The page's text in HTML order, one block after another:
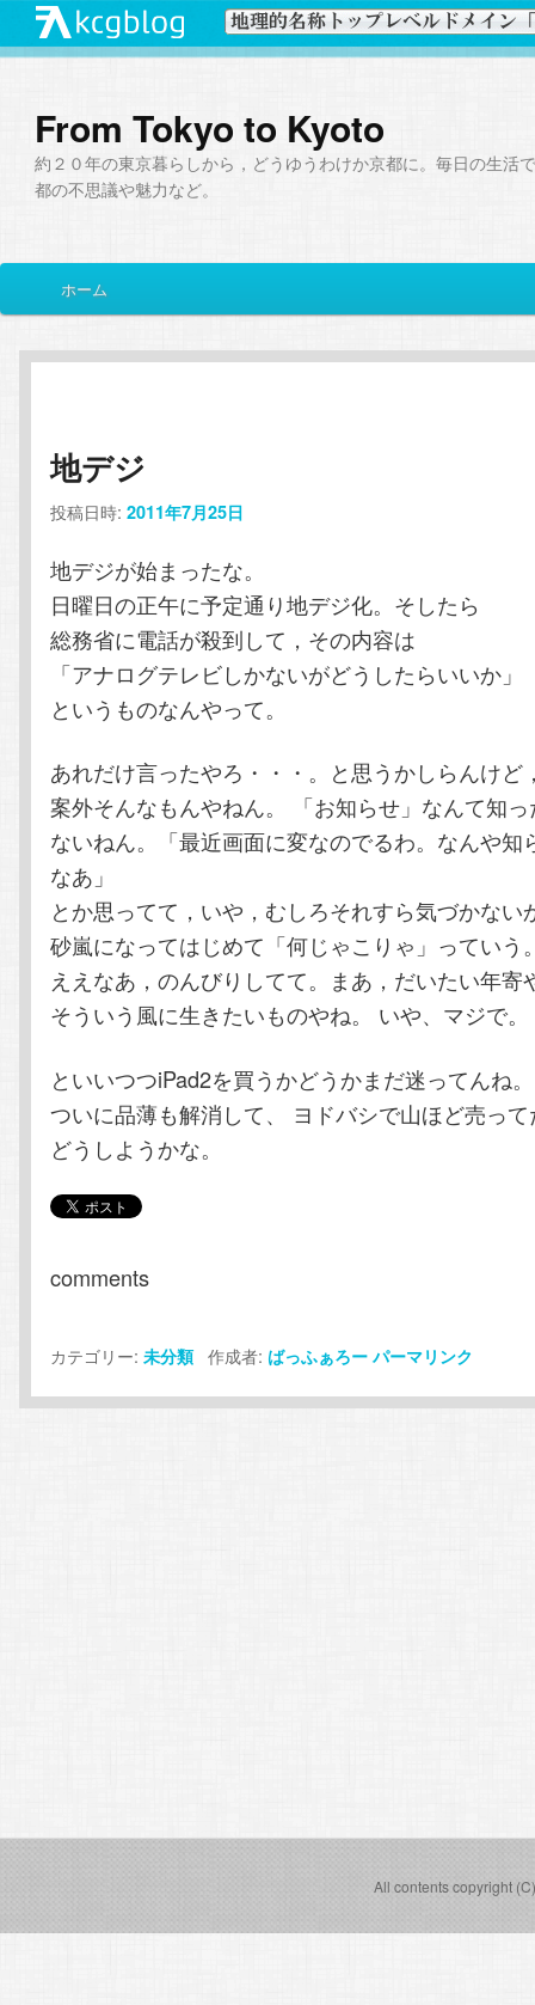
From Tokyo to Kyoto
約２０年の東京暮らしから，どうゆうわけか京都に。毎日の生活
都の不思議や魅力など。
イ
メ
イ
コ
ン
テ
ン
ツ
へ
移
動
サ
ブ
ン
テ
ン
ツ
へ
移
動
ホーム
地デジ
投稿日時:2011年7月25日
地デジが始まったな。
日曜日の正午に予定通り地デジ化。そしたら
総務省に電話が殺到して，その内容は
「アナログテレビしかないがどうしたらいいか」
というものなんやって。
あれだけ言ったやろ・・・。と思うかしらんけど
案外そんなもんやねん。 「お知らせ」なんて知
ないねん。「最近画面に変なのでるわ。なんや知
なあ」
とか思ってて，いや，むしろそれすら気づかない
砂嵐になってはじめて「何じゃこりゃ」っていう
ええなあ，のんびりしてて。まあ，だいたい年寄
そういう風に生きたいものやね。 いや、マジで。
といいつつiPad2を買うかどうかまだ迷ってんね。
ついに品薄も解消して、 ヨドバシで山ほど売っ
どうしようかな。
comments
カテゴリー:未分類作成者: ばっふぁろー パーマリンク
All contents copyright